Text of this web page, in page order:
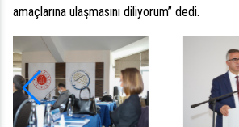
amaçlarına ulaşmasını diliyorum” dedi.